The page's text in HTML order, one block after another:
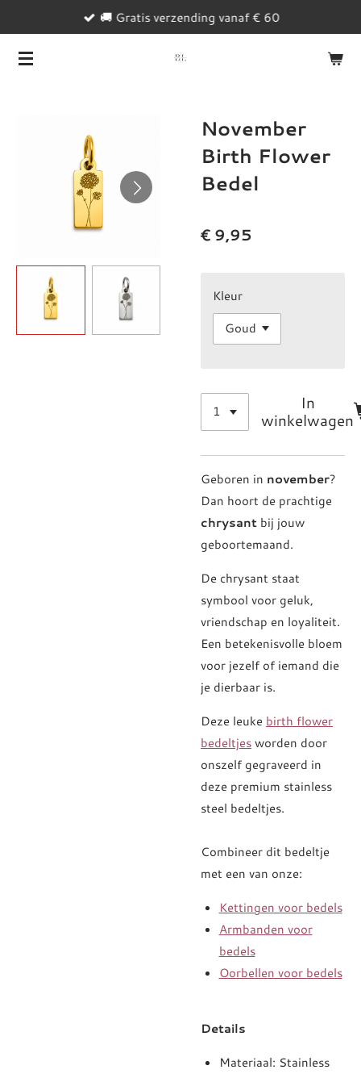
naar
🚚 Gratis verzending vanaf € 60
November
Birth Flower
Bedel
€ 9,95
Kleur
In
winkelwagen
Geboren in november?
Dan hoort de prachtige
chrysant bij jouw
geboortemaand.
De chrysant staat
symbool voor geluk,
vriendschap en loyaliteit.
Een betekenisvolle bloem
voor jezelf of iemand die
je dierbaar is.
Deze leuke birth flower
bedeltjesworden door
onszelf gegraveerd in
deze premium stainless
steel bedeltjes.
Combineer dit bedeltje
met een van onze:
Kettingen voor bedels
Armbanden voor
bedels
Oorbellen voor bedels
Details
Materiaal: Stainless